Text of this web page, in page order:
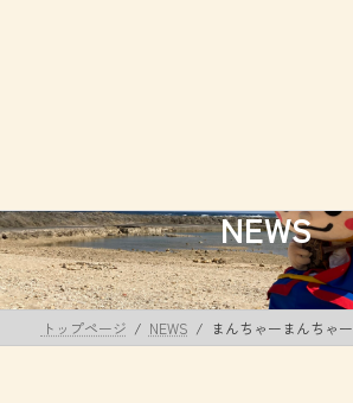
プ
動
NEWS
トップページ NEWS まんちゃーまんちゃー